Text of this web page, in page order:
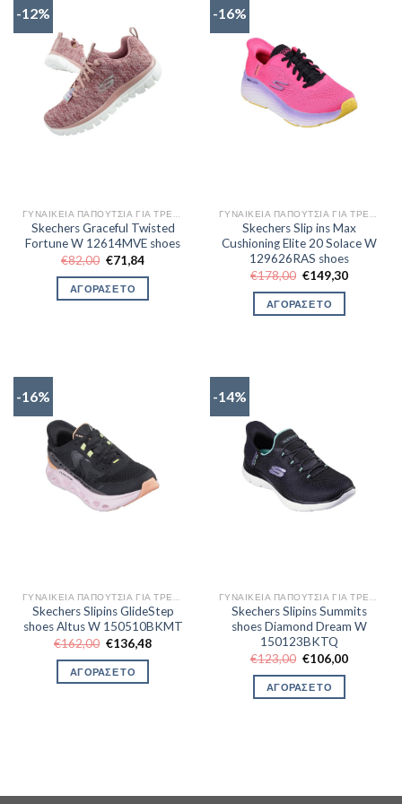
-12%
Skechers Graceful Twisted
Fortune W 12614MVE shoes
€82,00 Original
price
was:
€82,00.
€71,84Η
τιμή
ΑΓΟΡΑΣΕ ΤΟ
-16%
Skechers Slip ins Max
Cushioning Elite 20 Solace W
129626RAS shoes
€178,00 Original
was:
€178,00.
€149,30Η
ΑΓΟΡΑΣΕ ΤΟ
-16%
Skechers Slipins GlideStep
shoes Altus W 150510BKMT
€162,00 Original
was:
€162,00.
€136,48Η
ΑΓΟΡΑΣΕ ΤΟ
-14%
Skechers Slipins Summits
shoes Diamond Dream W
150123BKTQ
€123,00 Original
was:
€123,00.
€106,00Η
ΑΓΟΡΑΣΕ ΤΟ